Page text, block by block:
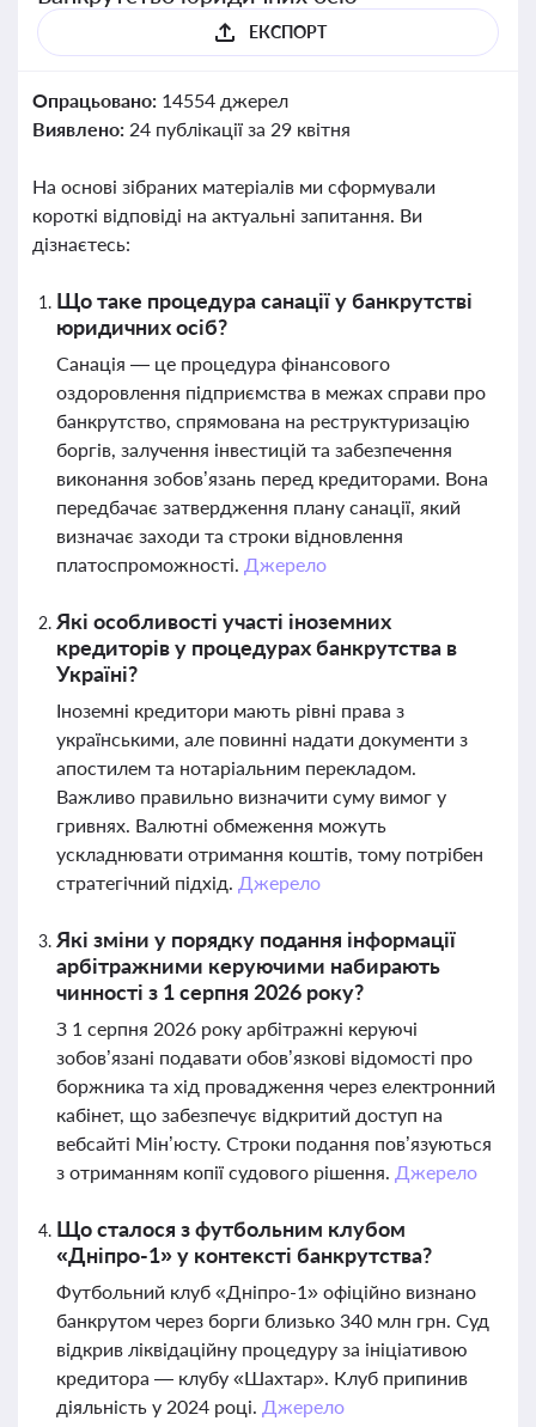
ЕКСПОРТ
Опрацьовано: 14554 джерел
Виявлено: 24 публікації за 29 квітня
На основі зібраних матеріалів ми сформували
короткі відповіді на актуальні запитання. Ви
дізнаєтесь:
Що таке процедура санації у банкрутстві
юридичних осіб?
Санація — це процедура фінансового
оздоровлення підприємства в межах справи про
банкрутство, спрямована на реструктуризацію
боргів, залучення інвестицій та забезпечення
виконання зобов’язань перед кредиторами. Вона
передбачає затвердження плану санації, який
визначає заходи та строки відновлення
платоспроможності. Джерело
Які особливості участі іноземних
кредиторів у процедурах банкрутства в
Україні?
Іноземні кредитори мають рівні права з
українськими, але повинні надати документи з
апостилем та нотаріальним перекладом.
Важливо правильно визначити суму вимог у
гривнях. Валютні обмеження можуть
ускладнювати отримання коштів, тому потрібен
стратегічний підхід. Джерело
Які зміни у порядку подання інформації
арбітражними керуючими набирають
чинності з 1 серпня 2026 року?
З 1 серпня 2026 року арбітражні керуючі
зобов’язані подавати обов’язкові відомості про
боржника та хід провадження через електронний
кабінет, що забезпечує відкритий доступ на
вебсайті Мін’юсту. Строки подання пов’язуються
з отриманням копії судового рішення. Джерело
Що сталося з футбольним клубом
«Дніпро-1» у контексті банкрутства?
Футбольний клуб «Дніпро-1» офіційно визнано
банкрутом через борги близько 340 млн грн. Суд
відкрив ліквідаційну процедуру за ініціативою
кредитора — клубу «Шахтар». Клуб припинив
діяльність у 2024 році. Джерело